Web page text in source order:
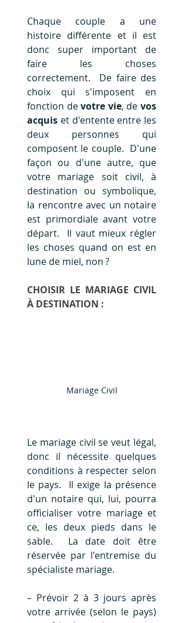
Chaque couple a une
histoire différente et il est
donc super important de
faire les choses
correctement.  De faire des
choix qui s'imposent en
fonction de votre vie, de vos
acquis et d'entente entre les
deux personnes qui
composent le couple.  D'une
façon ou d'une autre, que
votre mariage soit civil, à
destination ou symbolique,
la rencontre avec un notaire
est primordiale avant votre
départ.  Il vaut mieux régler
les choses quand on est en
lune de miel, non ?
CHOISIR LE MARIAGE CIVIL
À DESTINATION :
Mariage Civil
Le mariage civil se veut légal,
donc il nécessite quelques
conditions à respecter selon
le pays.  Il exige la présence
d'un notaire qui, lui, pourra
officialiser votre mariage et
ce, les deux pieds dans le
sable.  La date doit être
réservée par l'entremise du
spécialiste mariage.
– Prévoir 2 à 3 jours après
votre arrivée (selon le pays)